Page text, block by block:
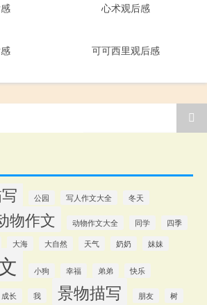
心术观后感
可可西里观后感
公园 写人作文大全 冬天
物作文 动物作文大全 同学
四季
大海 大自然 天气 奶奶 妹妹
小狗 幸福 弟弟 快乐
成长 我 景物描写 朋友 树